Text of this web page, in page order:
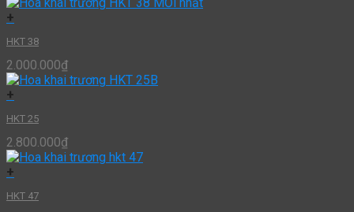
+
HKT 38
2.000.000₫
+
HKT 25
2.800.000₫
+
HKT 47